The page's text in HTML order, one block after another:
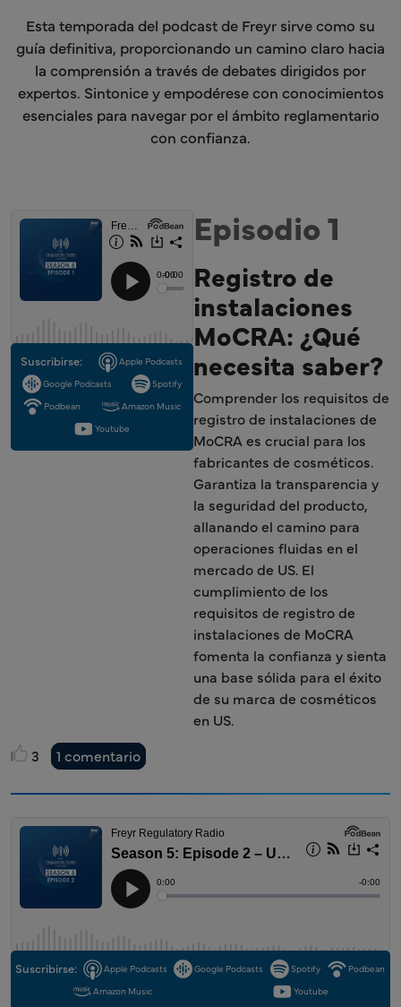
Esta temporada del podcast de Freyr sirve como su
guía definitiva, proporcionando un camino claro hacia
la comprensión a través de debates dirigidos por
expertos. Sintonice y empodérese con conocimientos
esenciales para navegar por el ámbito reglamentario
con confianza.
Suscribirse:
Apple Podcasts
Google Podcasts
Spotify
Podbean
Amazon Music
Youtube
Episodio 1
Registro de
instalaciones
MoCRA: ¿Qué
necesita saber?
Comprender los requisitos de
registro de instalaciones de
MoCRA es crucial para los
fabricantes de cosméticos.
Garantiza la transparencia y
la seguridad del producto,
allanando el camino para
operaciones fluidas en el
mercado de US. El
cumplimiento de los
requisitos de registro de
instalaciones de MoCRA
fomenta la confianza y sienta
una base sólida para el éxito
de su marca de cosméticos
en US.
3
1 comentario
Suscribirse: Apple Podcasts Google Podcasts Spotify
Podbean
Amazon Music
Youtube